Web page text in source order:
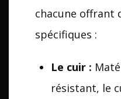
chacune offrant
spécifiques :
Le cuir :
résistant, le